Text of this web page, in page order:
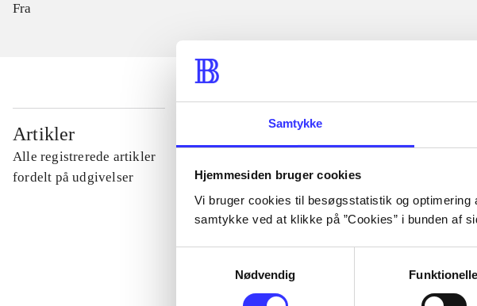
Samtykke
Hjemmesiden bruger cookies
Vi bruger cookies til besøgsstatistik og
samtykke ved at klikke på ”Cookies” i bunden af
Nødvendig
Funktionelle
Fra
Artikler
Alle registrerede artikler
fordelt på udgivelser
...
...
...
...